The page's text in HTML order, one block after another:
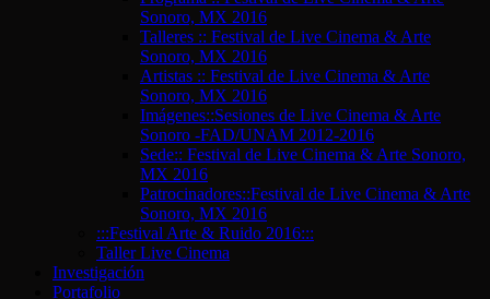
Sonoro, MX 2016
Talleres :: Festival de Live Cinema & Arte
Sonoro, MX 2016
Artistas :: Festival de Live Cinema & Arte
Sonoro, MX 2016
Imágenes::Sesiones de Live Cinema & Arte
Sonoro -FAD/UNAM 2012-2016
Sede:: Festival de Live Cinema & Arte Sonoro,
MX 2016
Patrocinadores::Festival de Live Cinema & Arte
Sonoro, MX 2016
:::Festival Arte & Ruido 2016:::
Taller Live Cinema
Investigación
Portafolio